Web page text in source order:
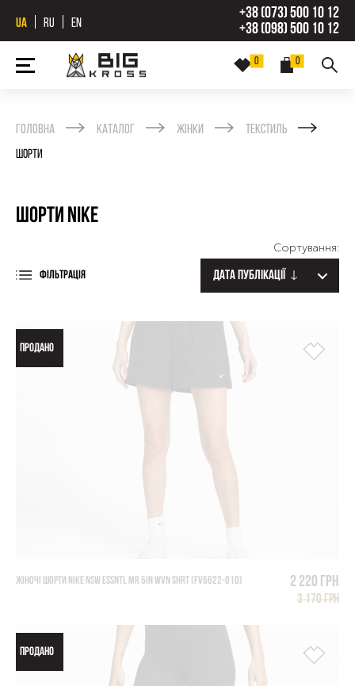
UA RU EN
+38 (073) 500 10 12
+38 (098) 500 10 12
0
0
Головна Каталог Жінки Текстиль
Шорти
Шорти Nike
ФІЛЬТРАЦІЯ
Сортування:
Дата публікації
ПРОДАНО
ЖІНОЧІ ШОРТИ NIKE NSW ESSNTL MR 5IN WVN SHRT (FV6622-010) 2 220 грн
3 170 грн
ПРОДАНО